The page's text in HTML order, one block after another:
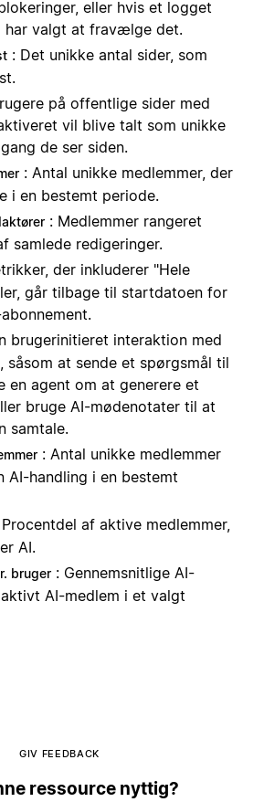
eller hvis et logget
har valgt at fravælge det.
: Det unikke antal sider, som
på offentlige sider med
vil blive talt som unikke
de ser siden.
: Antal unikke medlemmer, der
i en bestemt periode.
: Medlemmer rangeret
samlede redigeringer.
der inkluderer "Hele
går tilbage til startdatoen for
brugerinitieret interaktion med
såsom at sende et spørgsmål til
en agent om at generere et
bruge AI-mødenotater til at
samtale.
: Antal unikke medlemmer
AI-handling i en bestemt
Procentdel af aktive medlemmer,
AI.
bruger : Gennemsnitlige AI-
AI-medlem i et valgt
GIV FEEDBACK
ressource nyttig?